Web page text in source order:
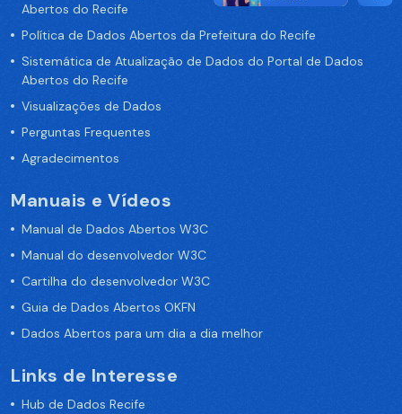
Abertos do Recife
Política de Dados Abertos da Prefeitura do Recife
Sistemática de Atualização de Dados do Portal de Dados
Abertos do Recife
Visualizações de Dados
Perguntas Frequentes
Agradecimentos
Manuais e Vídeos
Manual de Dados Abertos W3C
Manual do desenvolvedor W3C
Cartilha do desenvolvedor W3C
Guia de Dados Abertos OKFN
Dados Abertos para um dia a dia melhor
Links de Interesse
Hub de Dados Recife